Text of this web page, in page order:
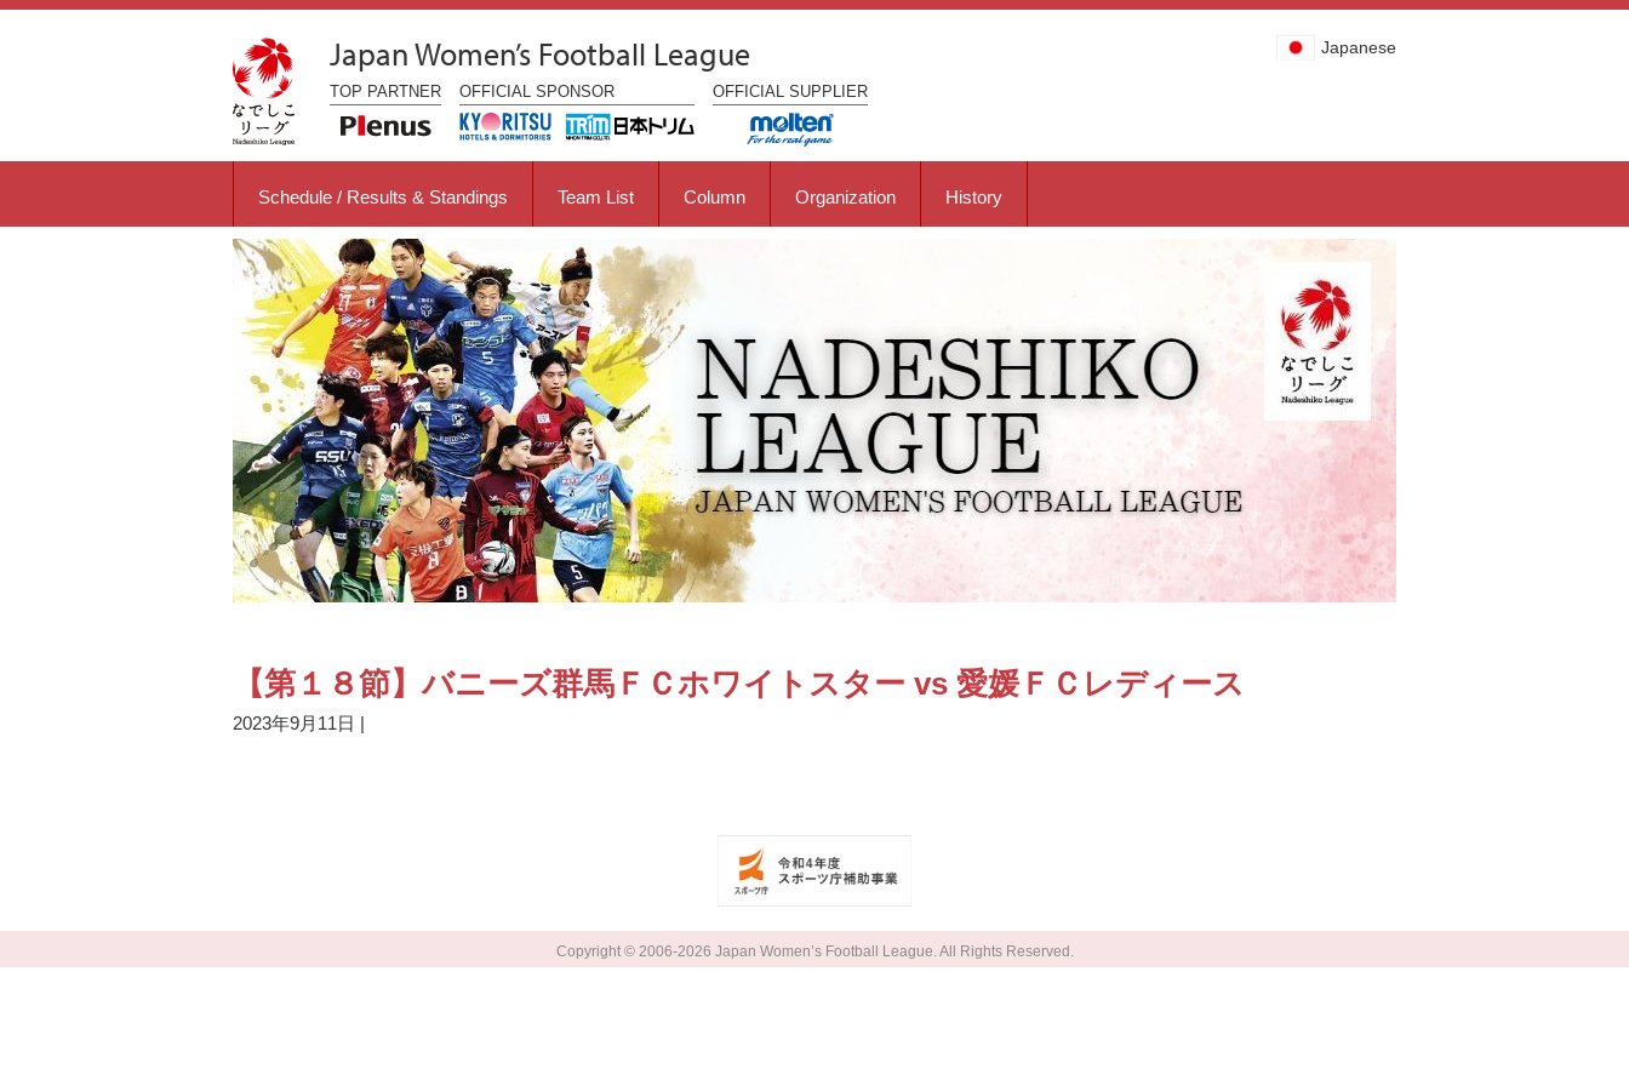
Japan Women’s Football League Japanese
TOP PARTNER OFFICIAL SPONSOR OFFICIAL SUPPLIER
Schedule / Results & Standings Team List Column Organization History
【第１８節】バニーズ群馬ＦＣホワイトスター vs 愛媛ＦＣレディース
2023年9月11日 |
Copyright © 2006-2026 Japan Women’s Football League. All Rights Reserved.